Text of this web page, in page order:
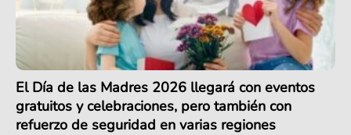
El Día de las Madres 2026 llegará con eventos
gratuitos y celebraciones, pero también con
refuerzo de seguridad en varias regiones